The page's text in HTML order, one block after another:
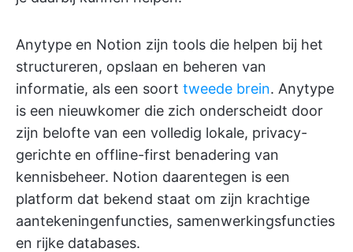
Anytype en Notion zijn tools die helpen bij het
structureren, opslaan en beheren van
informatie, als een soort tweede brein. Anytype
is een nieuwkomer die zich onderscheidt door
zijn belofte van een volledig lokale, privacy-
gerichte en offline-first benadering van
kennisbeheer. Notion daarentegen is een
platform dat bekend staat om zijn krachtige
aantekeningenfuncties, samenwerkingsfuncties
en rijke databases.